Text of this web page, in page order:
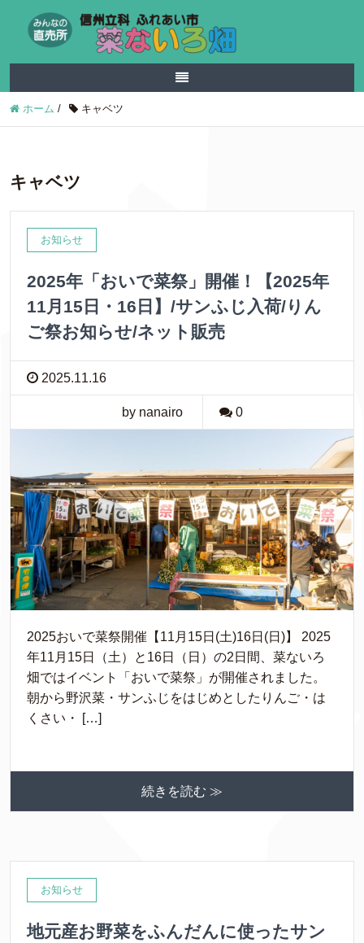
ホーム / キャベツ
キャベツ
お知らせ
2025年「おいで菜祭」開催！【2025年
11月15日・16日】/サンふじ入荷/りん
ご祭お知らせ/ネット販売
2025.11.16
by nanairo 0
2025おいで菜祭開催【11月15日(土)16日(日)】 2025
年11月15日（土）と16日（日）の2日間、菜ないろ
畑ではイベント「おいで菜祭」が開催されました。
朝から野沢菜・サンふじをはじめとしたりんご・は
くさい・ […]
続きを読む ≫
お知らせ
地元産お野菜をふんだんに使ったサン